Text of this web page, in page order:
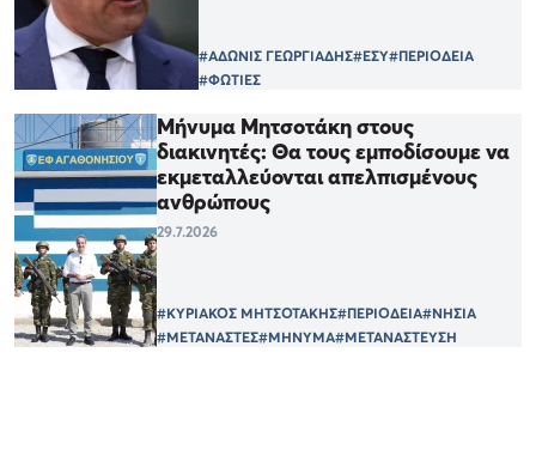
#ΑΔΩΝΙΣ ΓΕΩΡΓΙΑΔΗΣ#ΕΣΥ#ΠΕΡΙΟΔΕΙΑ
#ΦΩΤΙΕΣ
Μήνυμα Μητσοτάκη στους
διακινητές: Θα τους εμποδίσουμε να
εκμεταλλεύονται απελπισμένους
ανθρώπους
29.7.2026
#ΚΥΡΙΑΚΟΣ ΜΗΤΣΟΤΑΚΗΣ#ΠΕΡΙΟΔΕΙΑ#ΝΗΣΙΑ
#ΜΕΤΑΝΑΣΤΕΣ#ΜΗΝΥΜΑ#ΜΕΤΑΝΑΣΤΕΥΣΗ